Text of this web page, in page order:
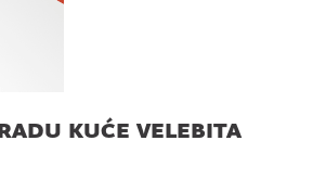
kuće velebita